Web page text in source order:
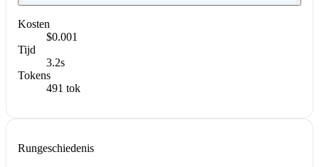
Kosten
$0.001
Tijd
3.2s
Tokens
491 tok
Rungeschiedenis